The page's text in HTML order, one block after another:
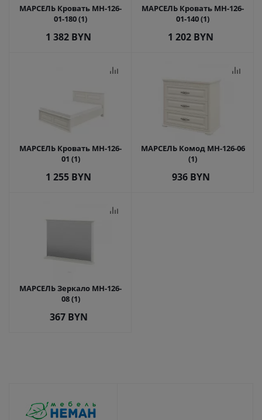
МАРСЕЛЬ Кровать МН-126-
01-180 (1)
1 382 BYN
МАРСЕЛЬ Кровать МН-126-
01-140 (1)
1 202 BYN
МАРСЕЛЬ Кровать МН-126-
01 (1)
1 255 BYN
МАРСЕЛЬ Комод МН-126-06
(1)
936BYN
МАРСЕЛЬ Зеркало МН-126-
08 (1)
367BYN